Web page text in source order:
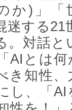
か) 」
迷する21
。対話
AI とは
き知性
し、「AI